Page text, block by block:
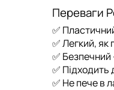
Переваги
✅
✅Легкий, як
✅ Безпечний
✅ Підходить
✅ Не пече в